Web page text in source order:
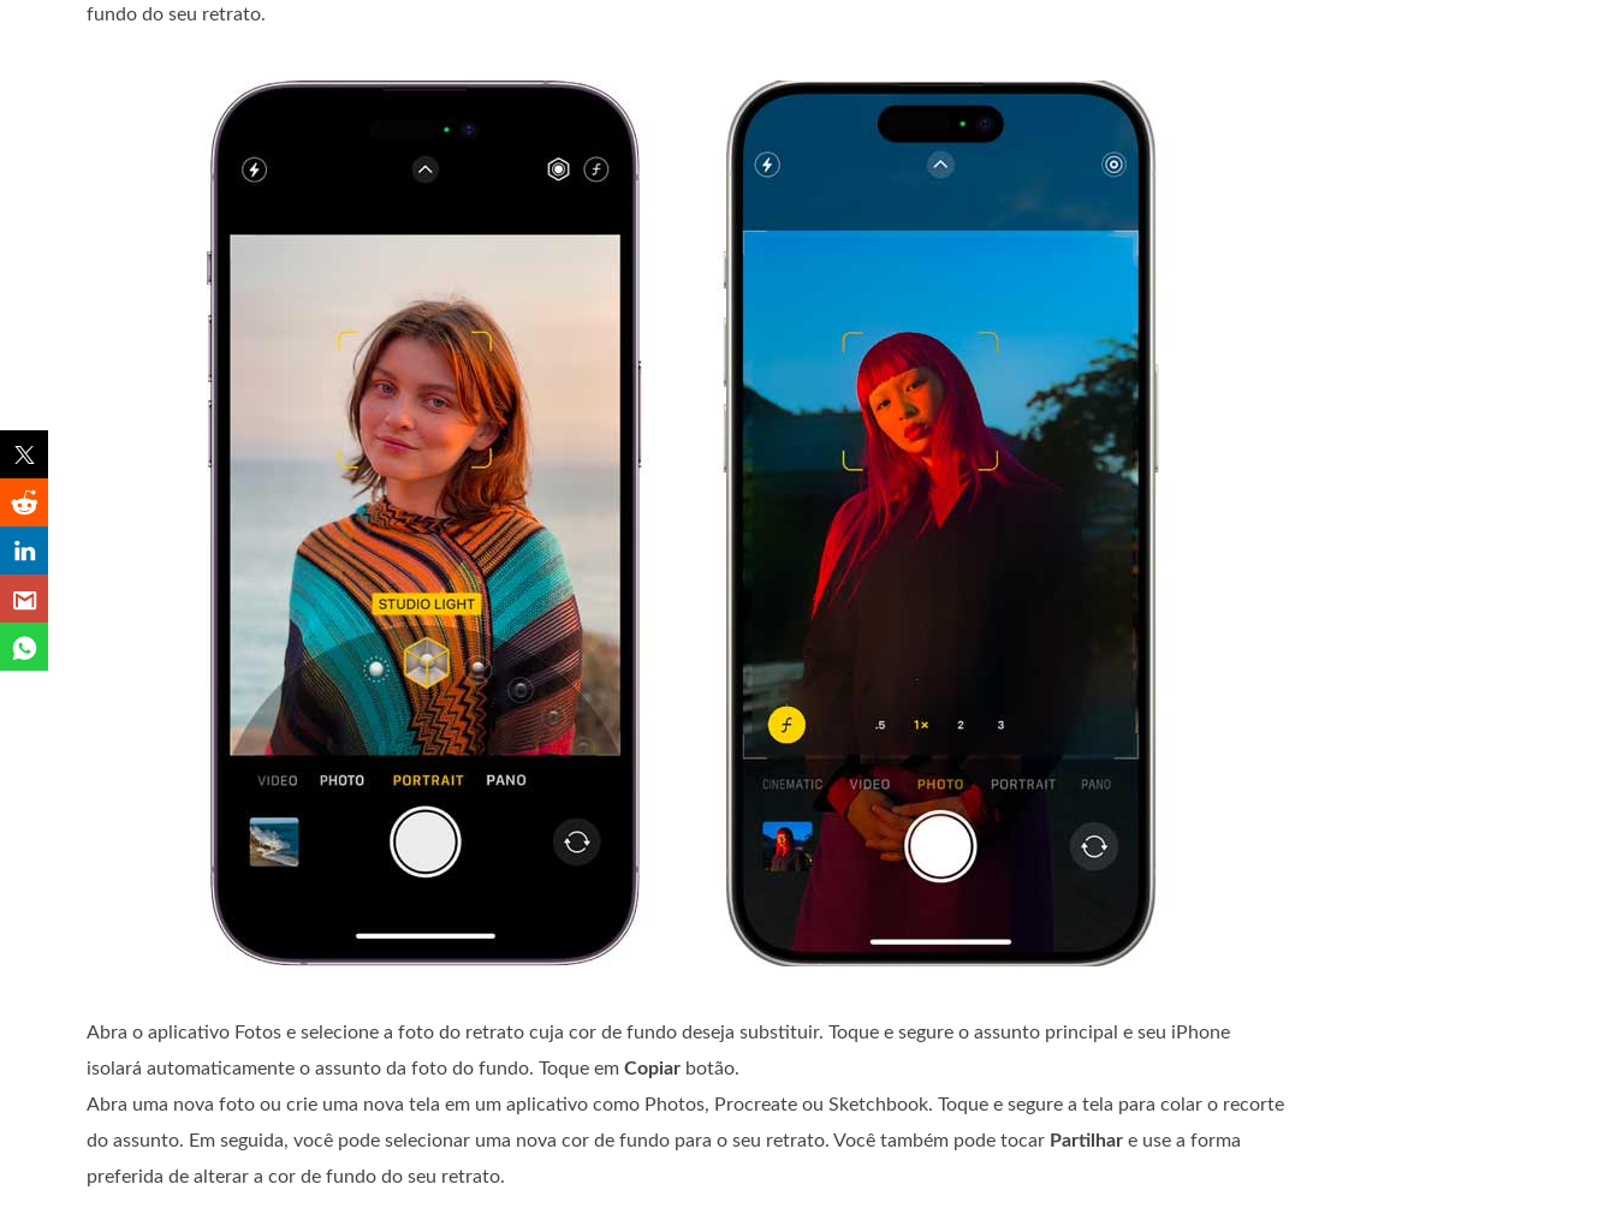
fundo do seu retrato.
Abra o aplicativo Fotos e selecione a foto do retrato cuja cor de fundo deseja substituir. Toque e segure o assunto principal e seu iPhone
isolará automaticamente o assunto da foto do fundo. Toque em Copiar botão.
Abra uma nova foto ou crie uma nova tela em um aplicativo como Photos, Procreate ou Sketchbook. Toque e segure a tela para colar o recorte
do assunto. Em seguida, você pode selecionar uma nova cor de fundo para o seu retrato. Você também pode tocar Partilhar e use a forma
preferida de alterar a cor de fundo do seu retrato.